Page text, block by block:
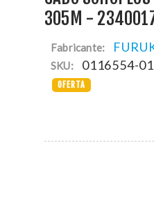
305M -
Fabricante:
SKU: 0116554-01
OFERTA